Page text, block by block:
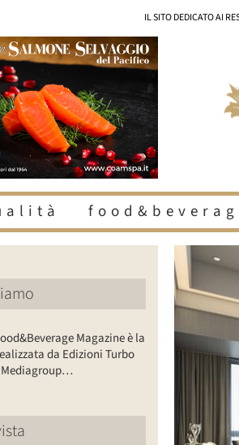
IL SITO DEDICATO AI
Ingrandisci
immagine
Magazine è la
da Edizioni Turbo
Mediagroup…